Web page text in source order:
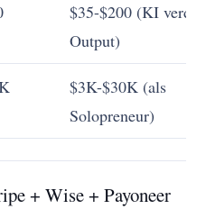
$35-$200 (KI
Output)
$3K-$30K (als
Solopreneur)
+ Wise + Payoneer